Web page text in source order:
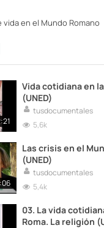
vida en el Mundo Romano
Vida cotidiana en
(UNED)
tusdocumentales
5,6k
Las crisis en el
(UNED)
tusdocumentales
5,4k
03. La vida
Roma. La religión